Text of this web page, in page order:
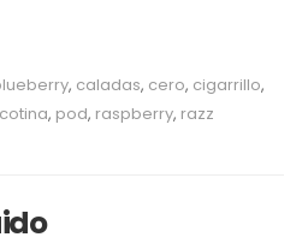
, caladas, cero, cigarrillo,
, pod, raspberry, razz